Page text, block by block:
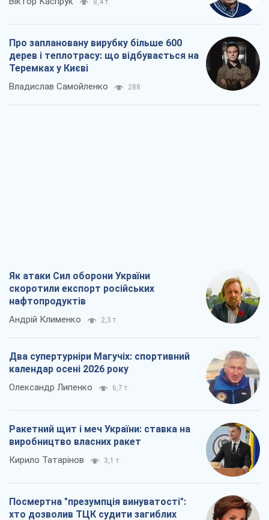
8,4 т.
Про заплановану вирубку більше 600
дерев і теплотрасу: що відбувається на
Теремках у Києві
Владислав Самойленко 288
Як атаки Сил оборони України
скоротили експорт російських
нафтопродуктів
Андрій Клименко 2,3 т.
Два супертурніри Магучіх: спортивний
календар осені 2026 року
Олександр Липенко 6,7 т.
Ракетний щит і меч України: ставка на
виробництво власних ракет
Кирило Татарінов 3,1 т.
Посмертна "презумпція винуватості":
хто дозволив ТЦК судити загиблих